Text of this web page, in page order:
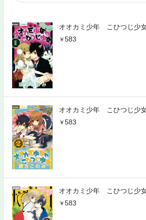
オオカミ少年 こひつじ少女
583
オオカミ少年 こひつじ少女
583
オオカミ少年 こひつじ少女
583